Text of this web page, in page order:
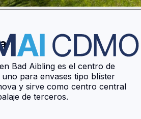
Bad Aibling es el centro de
para envases tipo blíster
y sirve como centro central
de terceros.